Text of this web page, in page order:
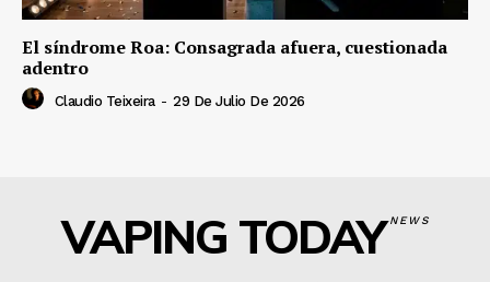
El síndrome Roa: Consagrada afuera, cuestionada
adentro
Claudio Teixeira - 29 De Julio De 2026
VAPING TODAYNEWS